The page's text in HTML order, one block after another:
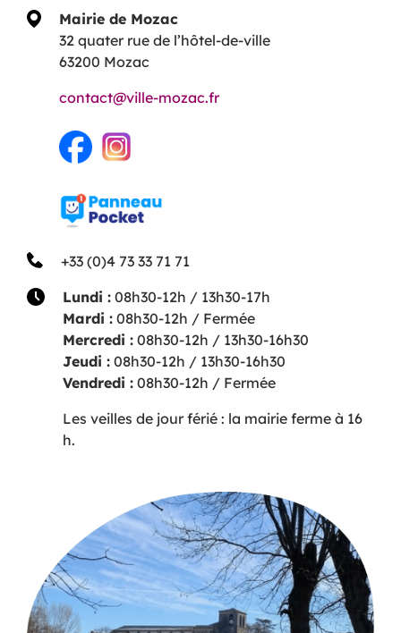
Mairie de Mozac
32 quater rue de l’hôtel-de-ville
63200 Mozac
contact@ville-mozac.fr
+33 (0)4 73 33 71 71
Lundi : 08h30-12h / 13h30-17h
Mardi : 08h30-12h / Fermée
Mercredi : 08h30-12h / 13h30-16h30
Jeudi : 08h30-12h / 13h30-16h30
Vendredi : 08h30-12h / Fermée
Les veilles de jour férié : la mairie ferme à 16
h.